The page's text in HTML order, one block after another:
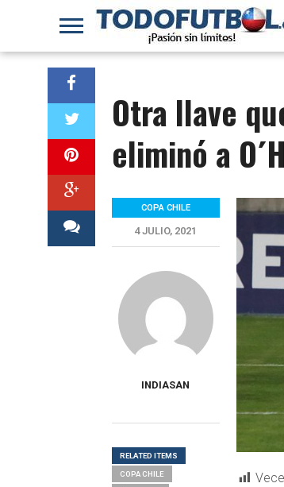
Otra llave
eliminó a
COPA CHILE
4 JULIO, 2021
INDIASAN
RELATED ITEMS
COPA CHILE